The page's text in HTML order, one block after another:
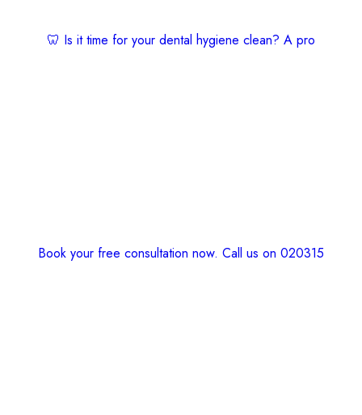
🦷 Is it time for your dental hygiene clean? A pro
Book your free consultation now. Call us on 020315